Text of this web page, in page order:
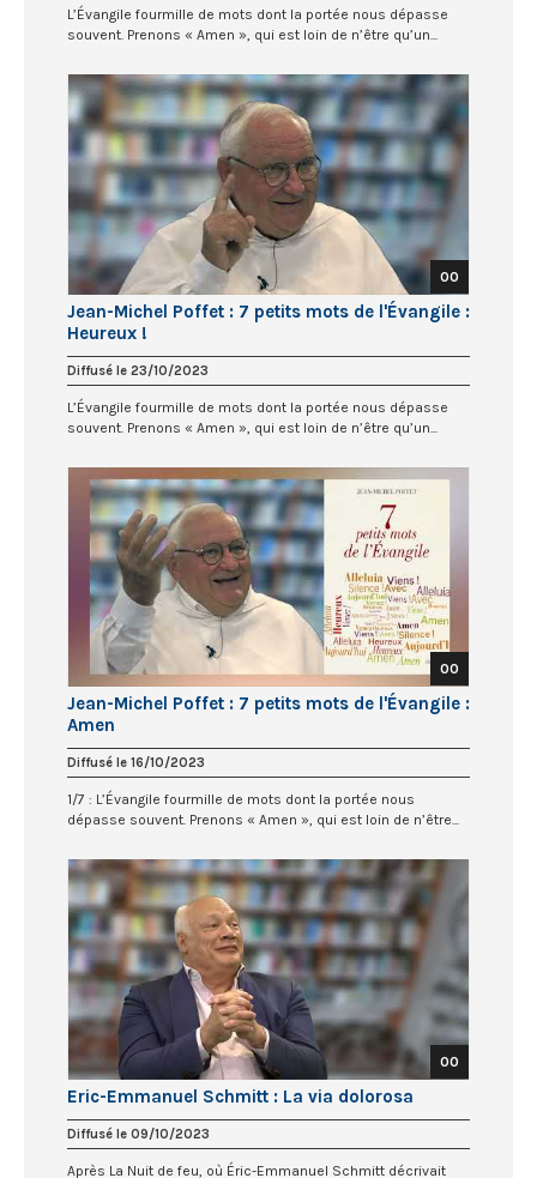
L’Évangile fourmille de mots dont la portée nous dépasse
souvent. Prenons « Amen », qui est loin de n’être qu’un...
00
Jean-Michel Poffet : 7 petits mots de l'Évangile :
Heureux !
Diffusé le 23/10/2023
L’Évangile fourmille de mots dont la portée nous dépasse
souvent. Prenons « Amen », qui est loin de n’être qu’un...
00
Jean-Michel Poffet : 7 petits mots de l'Évangile :
Amen
Diffusé le 16/10/2023
1/7 : L’Évangile fourmille de mots dont la portée nous
dépasse souvent. Prenons « Amen », qui est loin de n’être...
00
Eric-Emmanuel Schmitt : La via dolorosa
Diffusé le 09/10/2023
Après La Nuit de feu, où Éric-Emmanuel Schmitt décrivait